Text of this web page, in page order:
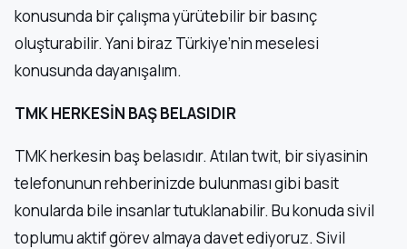
konusunda bir çalışma yürütebilir bir basınç
oluşturabilir. Yani biraz Türkiye’nin meselesi
konusunda dayanışalım.
TMK HERKESİN BAŞ BELASIDIR
TMK herkesin baş belasıdır. Atılan twit, bir siyasinin
telefonunun rehberinizde bulunması gibi basit
konularda bile insanlar tutuklanabilir. Bu konuda sivil
toplumu aktif görev almaya davet ediyoruz. Sivil